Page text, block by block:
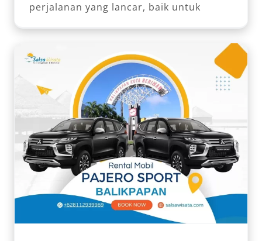
perjalanan yang lancar, baik untuk